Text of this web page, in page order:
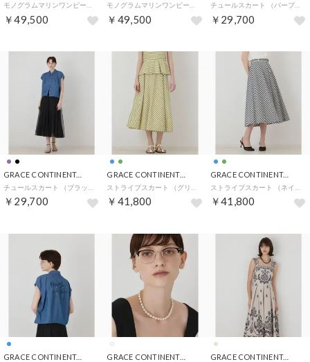
￥49,500 ￥49,500
チュールスカート （パープル）
￥29,700
GRACE CONTINENTAL
￥29,700
GRACE CONTINENTAL
￥41,800
GRACE CONTINENTAL
￥41,800
GRACE CONTINENTAL GRACE CONTINENTAL GRACE CONTINENTAL